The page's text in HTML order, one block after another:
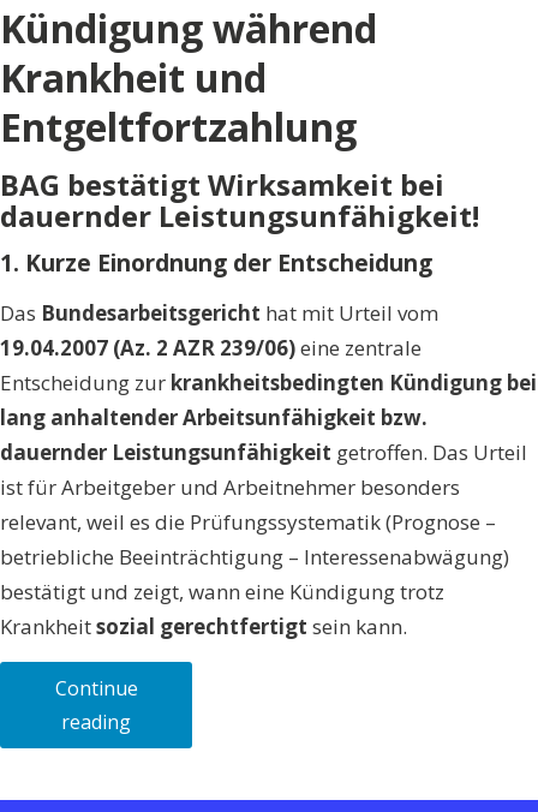
Kündigung während
Krankheit und
Entgeltfortzahlung
BAG bestätigt Wirksamkeit bei
dauernder Leistungsunfähigkeit!
1. Kurze Einordnung der Entscheidung
Das Bundesarbeitsgericht hat mit Urteil vom
19.04.2007 (Az. 2 AZR 239/06)eine zentrale
Entscheidung zur krankheitsbedingten Kündigung bei
lang anhaltender Arbeitsunfähigkeit bzw.
dauernder Leistungsunfähigkeit getroffen. Das Urteil
ist für Arbeitgeber und Arbeitnehmer besonders
relevant, weil es die Prüfungssystematik (Prognose –
betriebliche Beeinträchtigung – Interessenabwägung)
bestätigt und zeigt, wann eine Kündigung trotz
Krankheitsozial gerechtfertigt sein kann.
Continue
reading„Kündigung
während